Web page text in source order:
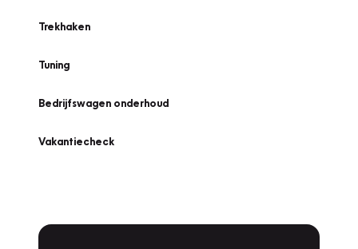
Trekhaken
Tuning
Bedrijfswagen onderhoud
Vakantiecheck